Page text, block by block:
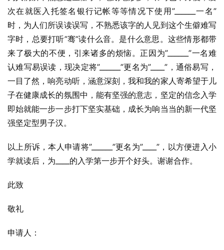
次在就医入托签名银行记帐等等情况下使用”______一名”
时，为人们所误读误写，不熟悉该字的人见到这个生僻难写
字时，总要打听”骞”读什么音。是什么意思。这些情形都带
来了极大的不便，引来诸多的烦恼。正因为”______”一名难
认难写易误读，现决定将”______”更名为”____”，通俗易写，
一目了然，响亮动听，涵意深刻，我和我的家人寄希望于儿
子在健康成长的氛围中，能有坚强的意志，坚定的信念入学
即始就能一步一步打下坚实基础，成长为响当当的新一代坚
强坚定型男子汉。
以上所诉，本人申请将”______”更名为”____”，以方便进入小
学就读后，为____的入学第一步开个好头。谢谢合作。
此致
敬礼
申请人：